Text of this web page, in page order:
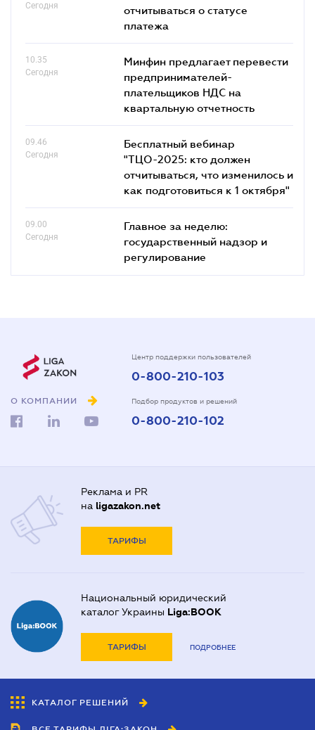
Сегодня
отчитываться о статусе
платежа
10.35
Сегодня
Минфин предлагает перевести
предпринимателей-
плательщиков НДС на
квартальную отчетность
09.46
Сегодня
Бесплатный вебинар
"ТЦО-2025: кто должен
отчитываться, что изменилось и
как подготовиться к 1 октября"
09.00
Сегодня
Главное за неделю:
государственный надзор и
регулирование
О КОМПАНИИ
Центр поддержки пользователей
0-800-210-103
Подбор продуктов и решений
0-800-210-102
Реклама и PR
на ligazakon.net
ТАРИФЫ
Национальный юридический
каталог Украины Liga:BOOK
ТАРИФЫ ПОДРОБНЕЕ
КАТАЛОГ РЕШЕНИЙ